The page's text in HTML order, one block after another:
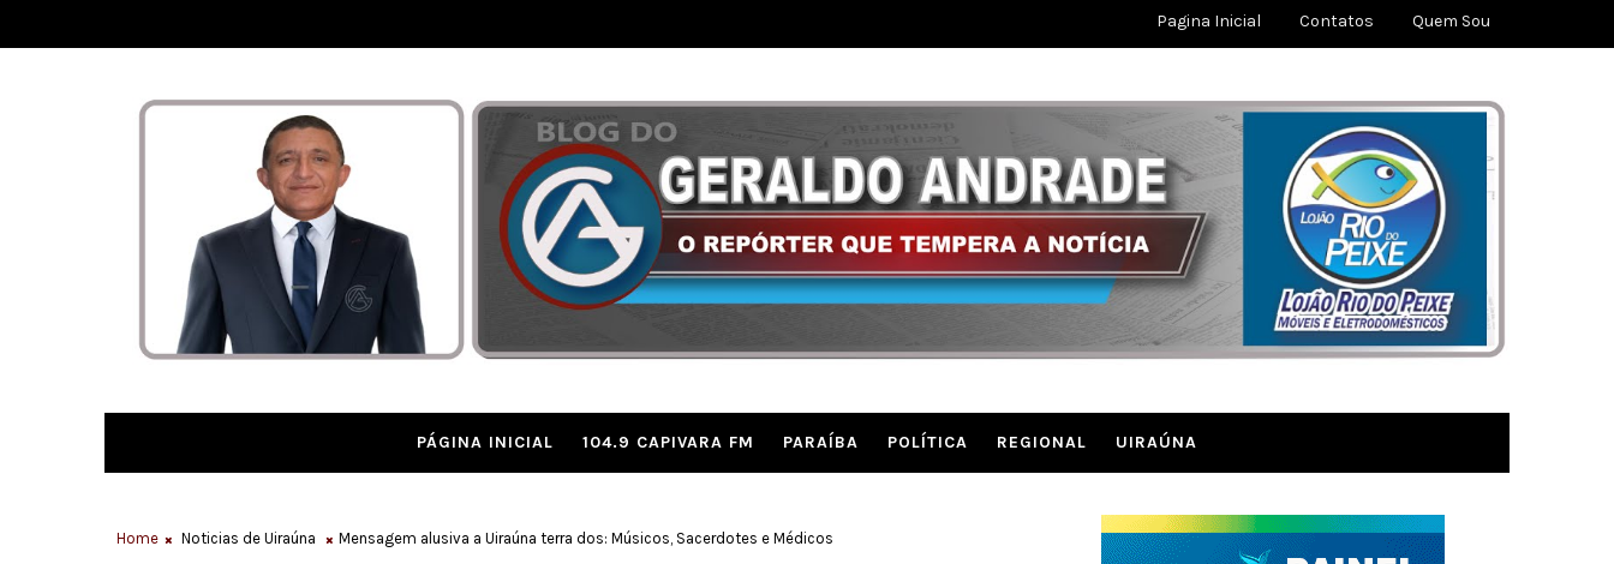
Pagina Inicial Contatos Quem Sou
PÁGINA INICIAL 104.9 CAPIVARA FM PARAÍBA POLÍTICA REGIONAL UIRAÚNA
Home Noticias de Uiraúna Mensagem alusiva a Uiraúna terra dos: Músicos, Sacerdotes e Médicos